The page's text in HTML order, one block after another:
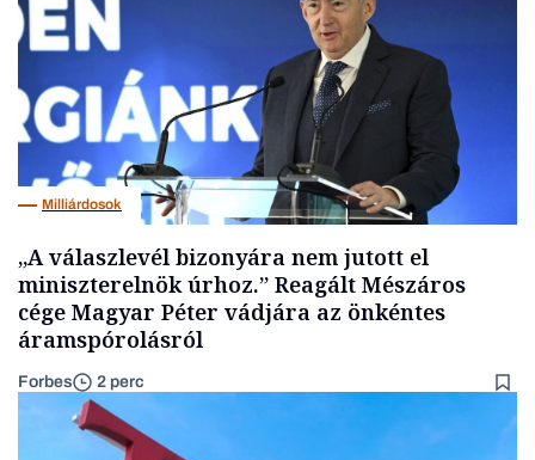
Milliárdosok
„A válaszlevél bizonyára nem jutott el
miniszterelnök úrhoz.” Reagált Mészáros
cége Magyar Péter vádjára az önkéntes
áramspórolásról
Forbes 2 perc